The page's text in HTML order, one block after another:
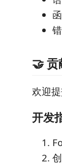
🤝 贡
欢迎
开发